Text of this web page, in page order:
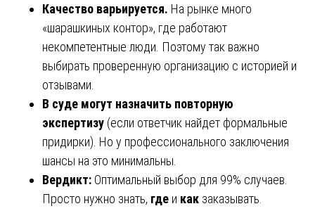
Качество варьируется. На рынке много
«шарашкиных контор», где работают
некомпетентные люди. Поэтому так важно
выбирать проверенную организацию с историей и
отзывами.
В суде могут назначить повторную
экспертизу (если ответчик найдет формальные
придирки). Но у профессионального заключения
шансы на это минимальны.
Вердикт: Оптимальный выбор для 99% случаев.
Просто нужно знать, где и как заказывать.